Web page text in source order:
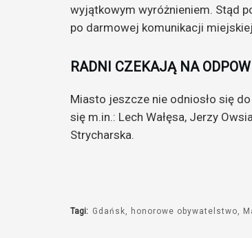
wyjątkowym wyróżnieniem. Stąd
po darmowej komunikacji
RADNI CZEKAJĄ NA
Miasto jeszcze nie odniosło się
się m.in.: Lech Wałęsa, Jerzy
Strycharska.
Tagi: Gdańsk honorowe obywatelstwo